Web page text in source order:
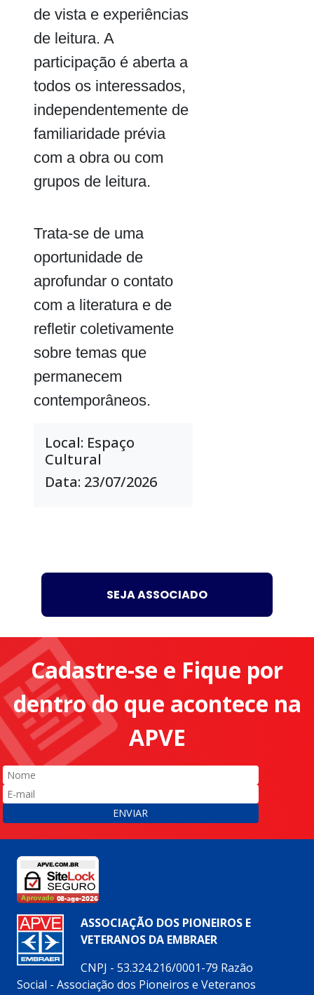
de vista e experiências
de leitura. A
participação é aberta a
todos os interessados,
independentemente de
familiaridade prévia
com a obra ou com
grupos de leitura.
Trata-se de uma
oportunidade de
aprofundar o contato
com a literatura e de
refletir coletivamente
sobre temas que
permanecem
contemporâneos.
Local: Espaço
Cultural
Data: 23/07/2026
SEJA ASSOCIADO
Cadastre-se e Fique por
dentro do que acontece na
APVE
ENVIAR
ASSOCIAÇÃO DOS PIONEIROS E
VETERANOS DA EMBRAER
CNPJ - 53.324.216/0001-79 Razão
Social - Associação dos Pioneiros e Veteranos